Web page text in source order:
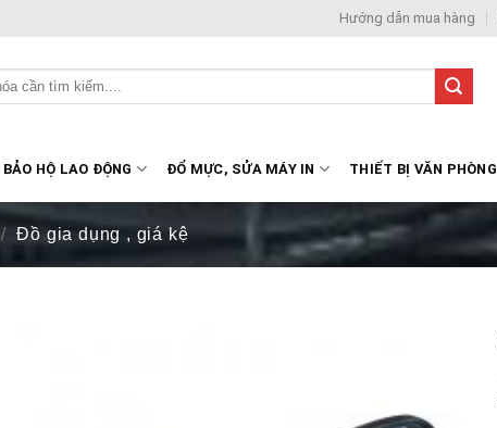
Hướng dẫn mua hàng
BẢO HỘ LAO ĐỘNG ĐỔ MỰC, SỬA MÁY IN THIẾT BỊ VĂN PHÒNG
/ Đồ gia dụng , giá kệ